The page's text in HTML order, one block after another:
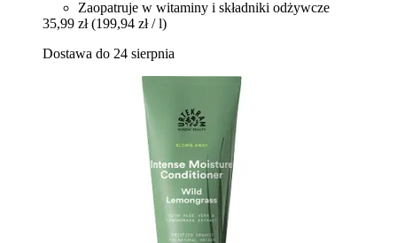
Zaopatruje w witaminy i składniki odżywcze
35,99 zł (199,94 zł / l)
Dostawa do 24 sierpnia